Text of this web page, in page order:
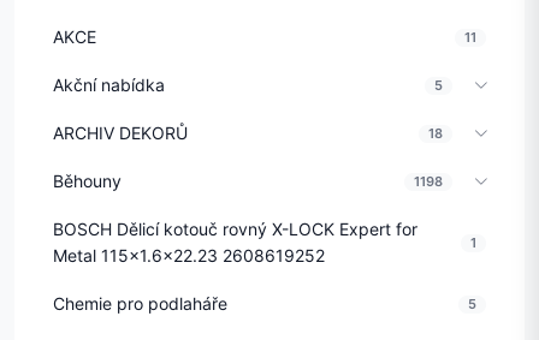
AKCE 11
Akční nabídka 5
ARCHIV DEKORŮ 18
Běhouny 1198
BOSCH Dělicí kotouč rovný X-LOCK Expert for
Metal 115x1.6x22.23 2608619252
1
Chemie pro podlaháře 5